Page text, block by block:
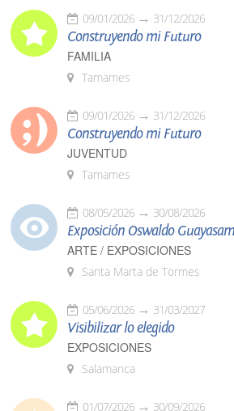
09/01/2026 31/12/2026
Construyendo mi Futuro
FAMILIA
Tamames
09/01/2026 31/12/2026
Construyendo mi Futuro
JUVENTUD
Tamames
08/05/2026 30/08/2026
Exposición Oswaldo
ARTE / EXPOSICIONES
Santa Marta de Tormes
05/06/2026 31/03/2027
Visibilizar lo elegido
EXPOSICIONES
Salamanca
01/07/2026 30/09/2026